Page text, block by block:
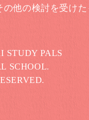
の他の検討を受けた
STUDY PALS
SCHOOL.